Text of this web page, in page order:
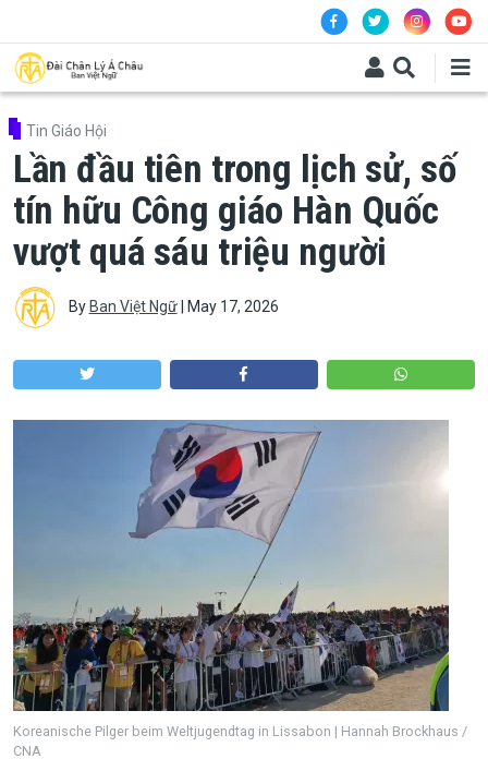
Tin Giáo Hội
Lần đầu tiên trong lịch sử, số
tín hữu Công giáo Hàn Quốc
vượt quá sáu triệu người
By Ban Việt Ngữ| May 17, 2026
Koreanische Pilger beim Weltjugendtag in Lissabon | Hannah Brockhaus /
CNA